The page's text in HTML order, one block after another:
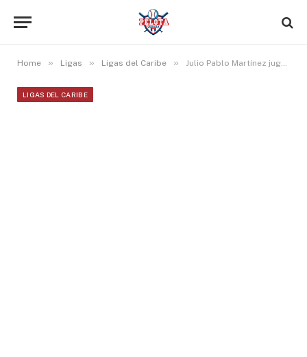
Home » Ligas » Ligas del Caribe » Julio Pablo Martínez jugará con los Saraperos de Saltillo en la Liga Mexicana
LIGAS DEL CARIBE